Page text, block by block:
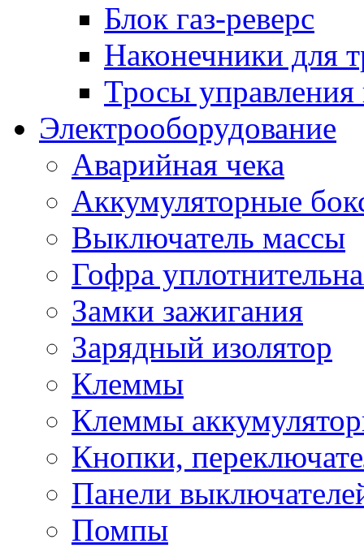
Блок газ-реверс
Наконечники для
Тросы управления
Электрооборудование
Аварийная чека
Аккумуляторные
Выключатель массы
Гофра
Замки зажигания
Зарядный изолятор
Клеммы
Клеммы
Кнопки,
Панели
Помпы